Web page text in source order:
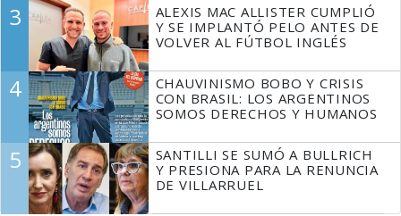
3
ALEXIS MAC ALLISTER CUMPLIÓ
Y SE IMPLANTÓ PELO ANTES DE
VOLVER AL FÚTBOL INGLÉS
4
CHAUVINISMO BOBO Y CRISIS
CON BRASIL: LOS ARGENTINOS
SOMOS DERECHOS Y HUMANOS
5
SANTILLI SE SUMÓ A BULLRICH
Y PRESIONA PARA LA RENUNCIA
DE VILLARRUEL